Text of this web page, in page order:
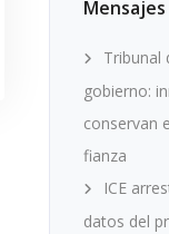
Tribunal
gobierno:
conservan
fianza
ICE
datos del